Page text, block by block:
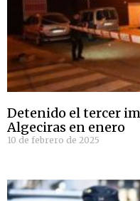
Detenido el tercer
Algeciras en enero
10 de febrero de 2025